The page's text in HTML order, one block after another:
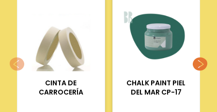
CINTA DE
CARROCERÍA
CHALK PAINT PIEL
DEL MAR CP-17